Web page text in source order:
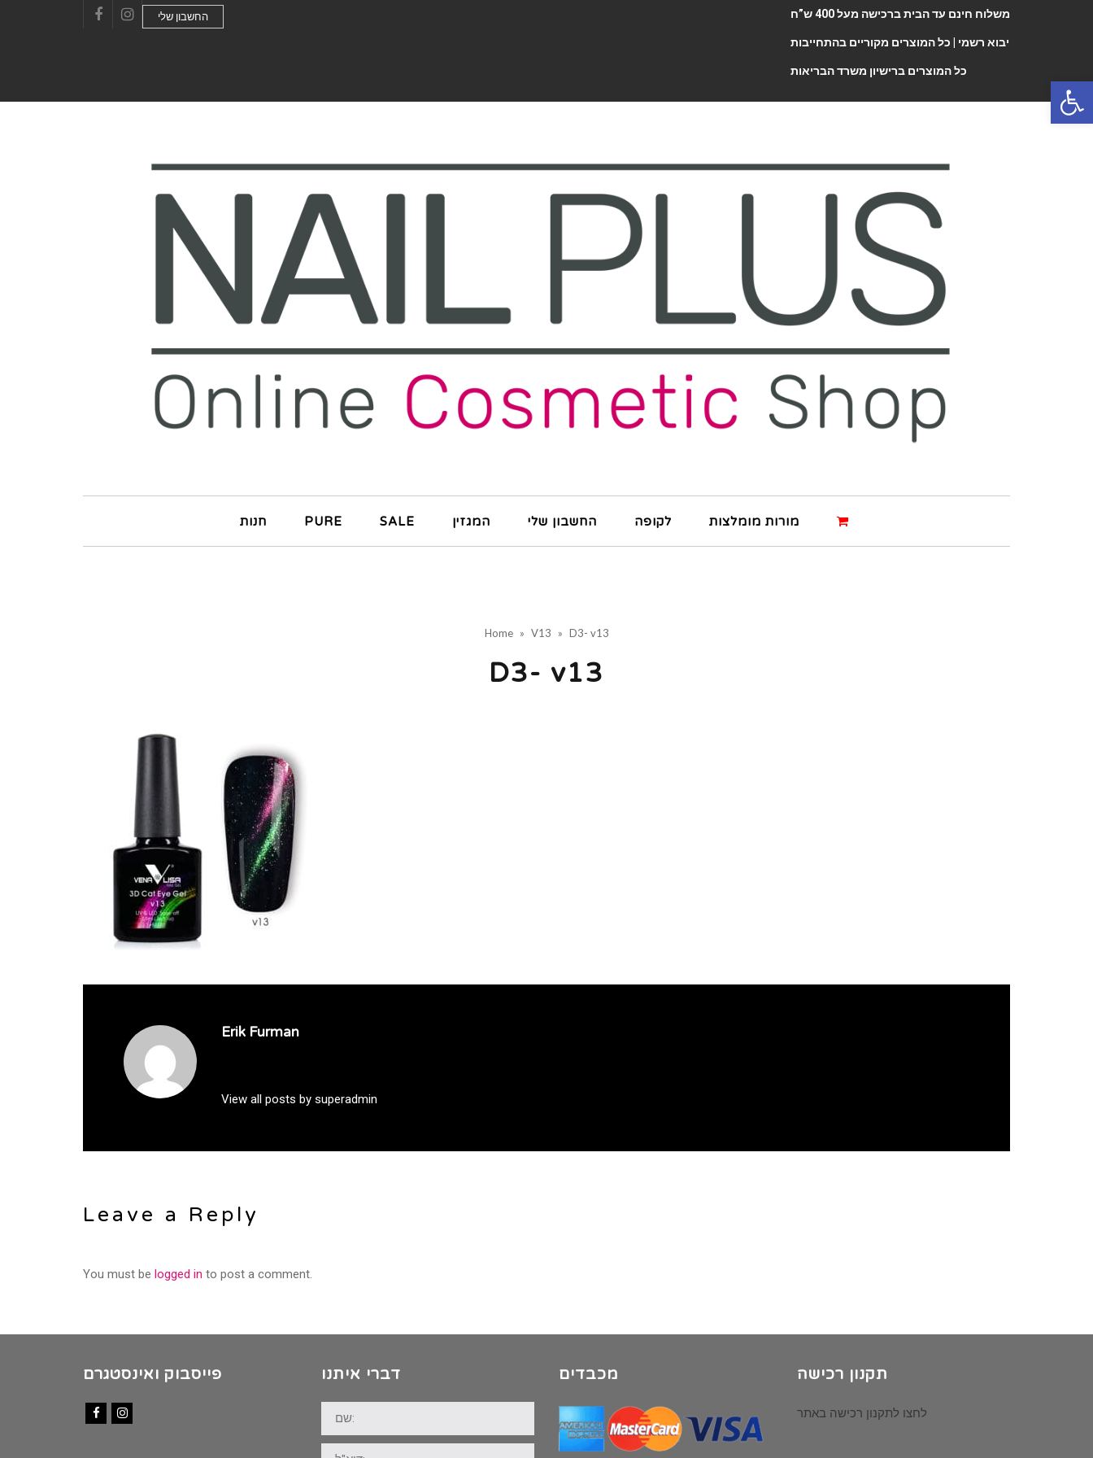
Instagram
החשבון שלי משלוח חינם עד הבית ברכישה מעל 400 ש”ח
יבוא רשמי | כל המוצרים מקוריים בהתחייבות
כל המוצרים ברישיון משרד הבריאות
חנות PURE SALE המגזין החשבון שלי לקופה מורות מומלצות
Home » V13 » D3- v13
D3- v13
Erik Furman
View all posts by superadmin
Leave a Reply
You must be logged in to post a comment.
פייסבוק ואינסטגרם דברי איתנו מכבדים תקנון רכישה
לחצו לתקנון רכישה באתר